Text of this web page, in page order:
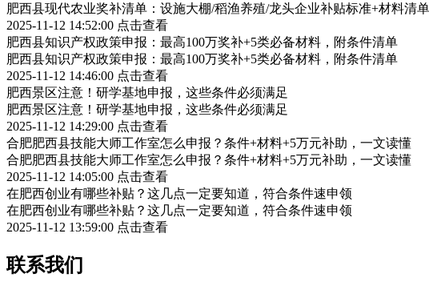
肥西县现代农业奖补清单：设施大棚/稻渔养殖/龙头企业补贴标准+材料清单
2025-11-12 14:52:00 点击查看
肥西县知识产权政策申报：最高100万奖补+5类必备材料，附条件清单
肥西县知识产权政策申报：最高100万奖补+5类必备材料，附条件清单
2025-11-12 14:46:00 点击查看
肥西景区注意！研学基地申报，这些条件必须满足
肥西景区注意！研学基地申报，这些条件必须满足
2025-11-12 14:29:00 点击查看
合肥肥西县技能大师工作室怎么申报？条件+材料+5万元补助，一文读懂
合肥肥西县技能大师工作室怎么申报？条件+材料+5万元补助，一文读懂
2025-11-12 14:05:00 点击查看
在肥西创业有哪些补贴？这几点一定要知道，符合条件速申领
在肥西创业有哪些补贴？这几点一定要知道，符合条件速申领
2025-11-12 13:59:00 点击查看
联系我们